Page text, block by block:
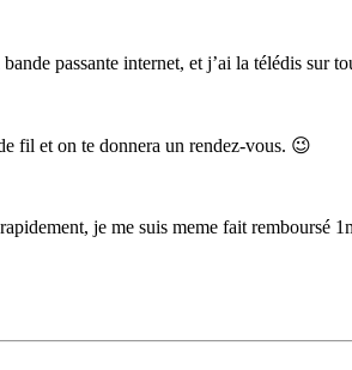
passante internet, et j’ai la télédis sur
fil et on te donnera un rendez-vous. 😉
je me suis meme fait remboursé